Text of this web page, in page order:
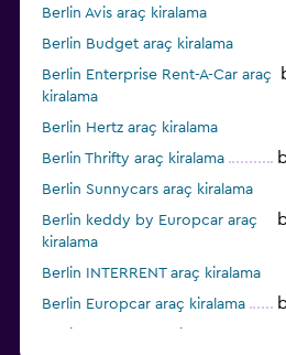
Berlin Avis araç kiralama
Berlin Budget araç kiralama
Berlin Enterprise Rent-A-Car araç
kiralama
Berlin Hertz araç kiralama
Berlin Thrifty araç kiralama
Berlin Sunnycars araç kiralama
Berlin keddy by Europcar araç
kiralama
Berlin INTERRENT araç kiralama
Berlin Europcar araç kiralama